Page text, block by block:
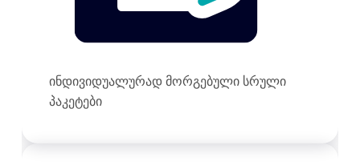
ინდივიდუალურად მორგებული სრული
პაკეტები